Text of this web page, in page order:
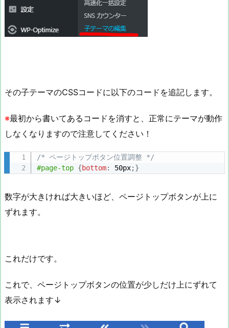
その子テーマのCSSコードに以下のコードを追記します。
※最初から書いてあるコードを消すと、正常にテーマが動作
しなくなりますので注意してください！
/* ページトップボタン位置調整 */
#page-top {bottom: 50px;}
数字が大きければ大きいほど、ページトップボタンが上に
ずれます。
これだけです。
これで、ページトップボタンの位置が少しだけ上にずれて
表示されます↓